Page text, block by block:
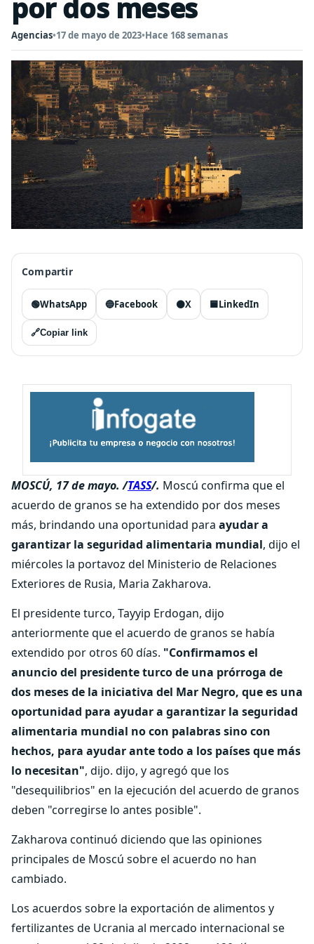
por dos meses
Agencias•17 de mayo de 2023•Hace 168 semanas
Compartir
🟢WhatsApp 🔵Facebook ⚫X 🟦LinkedIn
🔗Copiar link
MOSCÚ, 17 de mayo. /TASS/. Moscú confirma que el
acuerdo de granos se ha extendido por dos meses
más, brindando una oportunidad para ayudar a
garantizar la seguridad alimentaria mundial, dijo el
miércoles la portavoz del Ministerio de Relaciones
Exteriores de Rusia, Maria Zakharova.
El presidente turco, Tayyip Erdogan, dijo
anteriormente que el acuerdo de granos se había
extendido por otros 60 días. "Confirmamos el
anuncio del presidente turco de una prórroga de
dos meses de la iniciativa del Mar Negro, que es una
oportunidad para ayudar a garantizar la seguridad
alimentaria mundial no con palabras sino con
hechos, para ayudar ante todo a los países que más
lo necesitan", dijo. dijo, y agregó que los
"desequilibrios" en la ejecución del acuerdo de granos
deben "corregirse lo antes posible".
Zakharova continuó diciendo que las opiniones
principales de Moscú sobre el acuerdo no han
cambiado.
Los acuerdos sobre la exportación de alimentos y
fertilizantes de Ucrania al mercado internacional se